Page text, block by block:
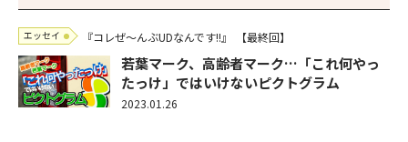
エッセイ 『コレぜ～んぶUDなんです!!』 【最終回】
若葉マーク、高齢者マーク…「これ何やっ
たっけ」ではいけないピクトグラム
2023.01.26